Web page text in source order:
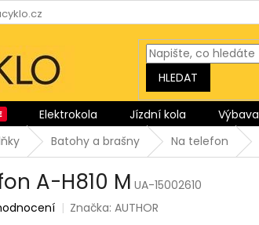
HLEDAT
Elektrokola Jízdní kola Výbava
Batohy a brašny Na telefon
A-H810 M UA-15002610
Značka:AUTHOR